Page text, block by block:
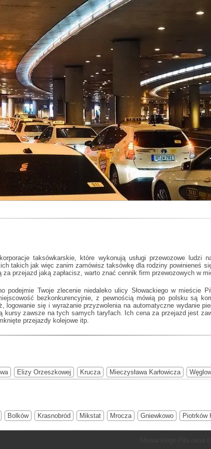
taksówkarskie, które wykonują usługi przewozowe ludzi
takich jak więc zanim zamówisz taksówkę dla rodziny powinieneś
przejazd jaką zapłacisz, warto znać cennik firm przewozowych w
podejmie Twoje zlecenie niedaleko ulicy Słowackiego w mieście
bezkonkurencyjnie, z pewnością mówią po polsku są
logowanie się i wyrażanie przyzwolenia na automatyczne wydanie
kursy zawsze na tych samych taryfach. Ich cena za przejazd jest
przejazdy kolejowe itp.
Elizy Orzeszkowej Krucza Mieczysława Karłowicza
Bolków Krasnobród Mikstat Mrocza Gniewkowo Piotrków